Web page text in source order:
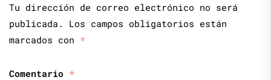
Tu dirección de correo electrónico no será
publicada.
Los campos obligatorios están
marcados con *
Comentario *